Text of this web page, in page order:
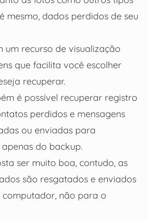
mesmo, dados perdidos de seu
um recurso de visualização
que facilita você escolher
recuperar.
é possível recuperar registro
perdidos e mensagens
ou enviadas para
do backup.
ser muito boa, contudo, as
são resgatados e enviados
computador, não para o